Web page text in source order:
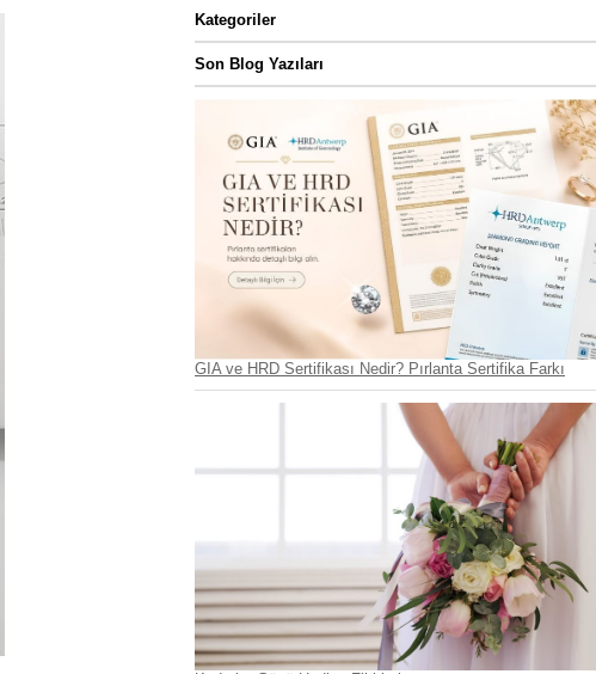
Kategoriler
Son Blog Yazıları
GIA ve HRD Sertifikası Nedir? Pırlanta Sertifika Farkı